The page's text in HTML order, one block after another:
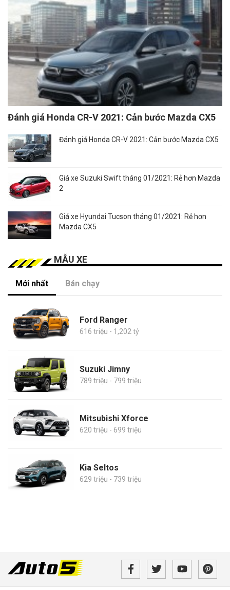
Đánh giá Honda CR-V 2021: Cản bước Mazda CX5
Đánh giá Honda CR-V 2021: Cản bước Mazda CX5
Giá xe Suzuki Swift tháng 01/2021: Rẻ hơn Mazda
2
Giá xe Hyundai Tucson tháng 01/2021: Rẻ hơn
Mazda CX5
MẪU XE
Mới nhất Bán chạy
Ford Ranger
616 triệu - 1,202 tỷ
Suzuki Jimny
789 triệu - 799 triệu
Mitsubishi Xforce
620 triệu - 699 triệu
Kia Seltos
629 triệu - 739 triệu